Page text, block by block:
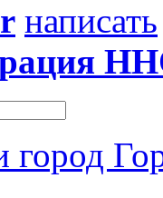
написать